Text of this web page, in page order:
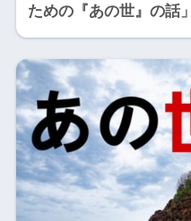
ための『あの世』の話